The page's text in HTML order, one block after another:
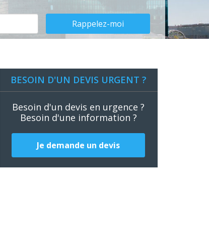
BESOIN D'UN DEVIS URGENT ?
Besoin d'un devis en urgence ?
Besoin d'une information ?
Je demande un devis
Rappelez-moi